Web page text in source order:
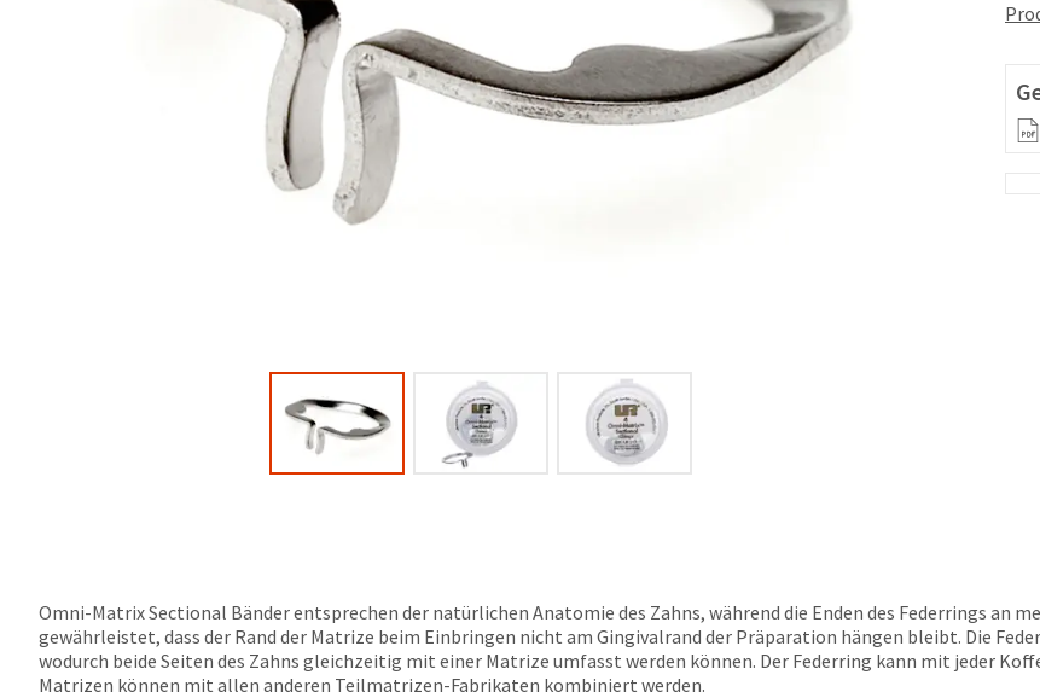
Omni-Matrix Sectional Bänder entsprechen der natürlichen Anatomie des Zahns, während die Enden des Federrings an
gewährleistet, dass der Rand der Matrize beim Einbringen nicht am Gingivalrand der Präparation hängen bleibt. Die
wodurch beide Seiten des Zahns gleichzeitig mit einer Matrize umfasst werden können. Der Federring kann mit jeder
Matrizen können mit allen anderen Teilmatrizen-Fabrikaten kombiniert werden.